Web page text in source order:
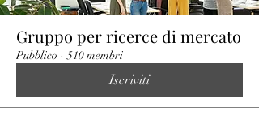
Gruppo per ricerce di mercato
Pubblico · 510 membri
Iscriviti